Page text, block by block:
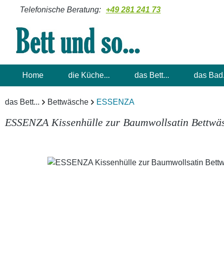
Hauptinhalt springen
Zur Suche springen
Zur Hauptnavigation springen
Telefonische Beratung: +49 281 241 73
Home die Küche... das Bett... das
das Bett... Bettwäsche ESSENZA
ESSENZA Kissenhülle zur Baumwollsatin
Bildergalerie überspringen